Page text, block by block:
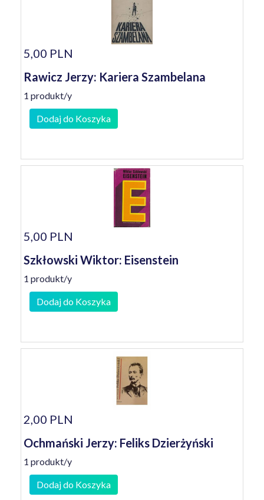
5,00 PLN
Rawicz Jerzy: Kariera Szambelana
1 produkt/y
Dodaj do Koszyka
5,00 PLN
Szkłowski Wiktor: Eisenstein
1 produkt/y
Dodaj do Koszyka
2,00 PLN
Ochmański Jerzy: Feliks Dzierżyński
1 produkt/y
Dodaj do Koszyka